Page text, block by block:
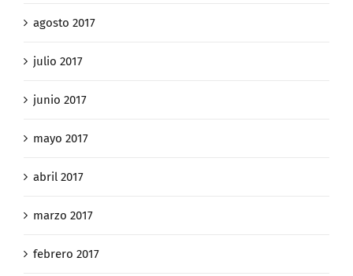
agosto 2017
julio 2017
junio 2017
mayo 2017
abril 2017
marzo 2017
febrero 2017